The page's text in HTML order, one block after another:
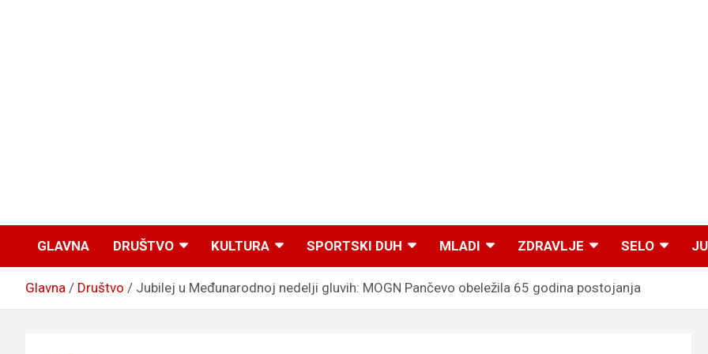
GLAVNA DRUŠTVO KULTURA SPORTSKI DUH MLADI ZDRAVLJE SELO
Glavna Društvo Jubilej u Međunarodnoj nedelji gluvih: MOGN Pančevo obeležila 65 godina postojanja